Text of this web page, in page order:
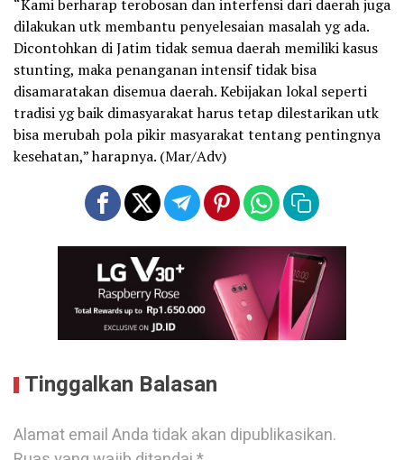
“Kami berharap terobosan dan interfensi dari daerah juga
dilakukan utk membantu penyelesaian masalah yg ada.
Dicontohkan di Jatim tidak semua daerah memiliki kasus
stunting, maka penanganan intensif tidak bisa
disamaratakan disemua daerah. Kebijakan lokal seperti
tradisi yg baik dimasyarakat harus tetap dilestarikan utk
bisa merubah pola pikir masyarakat tentang pentingnya
kesehatan,” harapnya. (Mar/Adv)
Tinggalkan Balasan
Alamat email Anda tidak akan dipublikasikan.